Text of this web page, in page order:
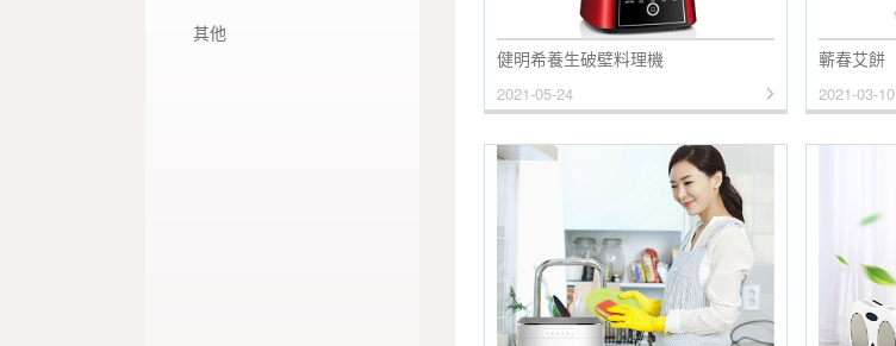
其他
健明希養生破壁料理機
2021-05-24
蘄春艾餅
2021-03-10